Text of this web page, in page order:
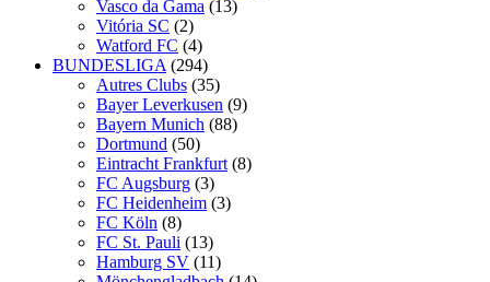
Vasco da Gama (13)
Vitória SC (2)
Watford FC (4)
BUNDESLIGA (294)
Autres Clubs (35)
Bayer Leverkusen (9)
Bayern Munich (88)
Dortmund (50)
Eintracht Frankfurt (8)
FC Augsburg (3)
FC Heidenheim (3)
FC Köln (8)
FC St. Pauli (13)
Hamburg SV (11)